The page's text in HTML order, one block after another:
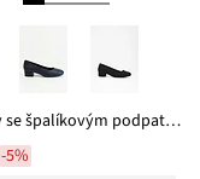
Lodičky se špalíkovým podpatkem
-5%